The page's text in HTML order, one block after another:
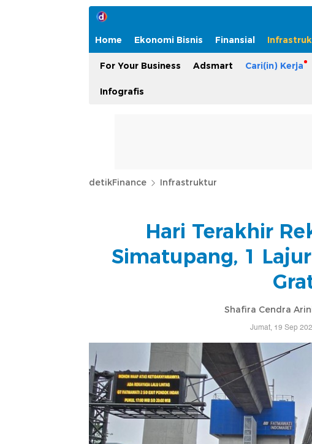
Home Ekonomi Bisnis Finansial
For Your Business Adsmart Cari(in) Kerja
Infografis
detikFinance Infrastruktur
Hari Terakhir
Simatupang, 1
Shafira Cendra
Jumat, 19 Sep